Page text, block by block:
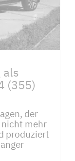
als
(355)
der
nicht mehr
produziert